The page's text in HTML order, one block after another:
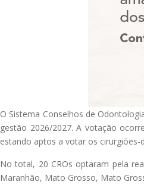
O Sistema Conselhos de
gestão 2026/2027. A votação
estando aptos a votar os
No total, 20 CROs optaram pela
Maranhão, Mato Grosso, Mato